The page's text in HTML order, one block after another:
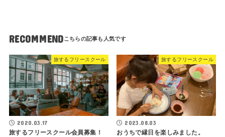
RECOMMEND
旅するフリースクール
2020.03.17
旅するフリースクール会員募集！
旅するフリースクール
2023.08.03
おうちで縁日を楽しみました。